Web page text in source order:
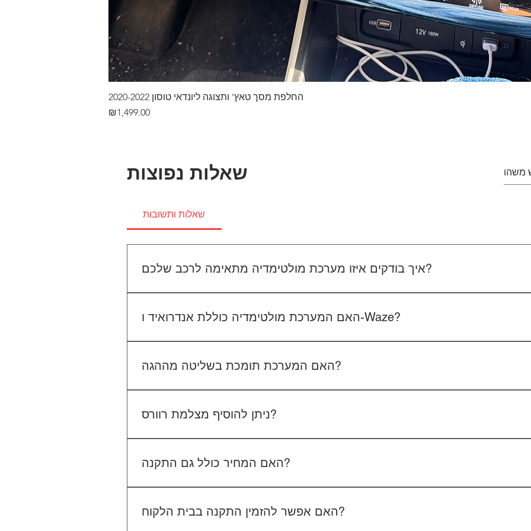
החלפת מסך טאץ' ותצוגה ליונדאי טוסון 2020-2022
Price
₪1,499.00
שאלות נפוצות
שאלות ותשובות
איך בודקים איזו מערכת מולטימדיה מתאימה לרכב שלכם?
מתאים לכם.
האם המערכת מולטימדיה כוללת אנדרואיד ו-Waze?
האם המערכת תומכת בשליטה מההגה?
אלינו לפני ההתקנה.
ניתן להוסיף מצלמת רוורס?
האם המחיר כולל גם התקנה?
האם אפשר להזמין התקנה בבית הלקוח?